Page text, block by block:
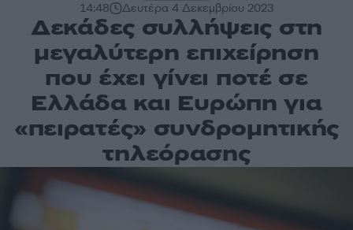
14:48 Δευτέρα 4 Δεκεμβρίου 2023
Δεκάδες συλλήψεις στη
μεγαλύτερη επιχείρηση
που έχει γίνει ποτέ σε
Ελλάδα και Ευρώπη για
«πειρατές» συνδρομητικής
τηλεόρασης